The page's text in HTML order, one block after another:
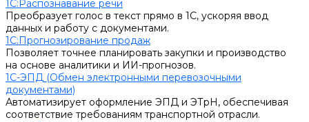
1С:Распознавание речи
Преобразует голос в текст прямо в 1С, ускоряя ввод
данных и работу с документами.
1С:Прогнозирование продаж
Позволяет точнее планировать закупки и производство
на основе аналитики и ИИ-прогнозов.
1С-ЭПД (Обмен электронными перевозочными
документами)
Автоматизирует оформление ЭПД и ЭТрН, обеспечивая
соответствие требованиям транспортной отрасли.